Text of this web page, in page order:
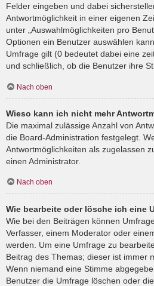
Felder eingeben und dabei
Antwortmöglichkeit in einer eigenen
unter „Auswahlmöglichkeiten pro
Optionen ein Benutzer auswählen
Umfrage gilt (0 bedeutet dabei eine
und schließlich, ob die Benutzer ihre
Nach oben
Wieso kann ich nicht mehr
Die maximal zulässige Anzahl von
die Board-Administration festgelegt.
Antwortmöglichkeiten als zugelassen
einen Administrator.
Nach oben
Wie bearbeite oder lösche ich eine
Wie bei den Beiträgen können
Verfasser, einem Moderator oder
werden. Um eine Umfrage zu
Beitrag des Themas; dieser ist immer
Wenn niemand eine Stimme
Benutzer die Umfrage löschen oder